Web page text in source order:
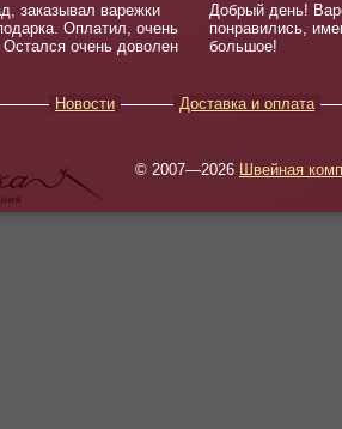
заказывал варежки
Оплатил, очень
очень доволен
Добрый день!
понравились,
большое!
Новости Доставка и оплата
© 2007—2026 Швейная